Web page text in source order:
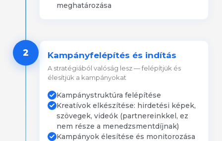
meghatározása
2 Kampányfelépítés és indítás
A stratégiából valóság lesz — felépítjük és
élesítjük a kampányokat
Kampánystruktúra felépítése
Kreatívok elkészítése: hirdetési képek,
szövegek, videók (partnereinkkel, ez
nem része a menedzsmentdíjnak)
Kampányok élesítése és monitorozása